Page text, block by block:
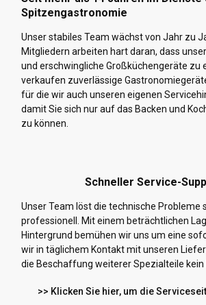
Spitzengastronomie
Unser stabiles Team wächst von Jahr zu
Mitgliedern arbeiten hart daran, dass
und erschwingliche Großküchengeräte zu
verkaufen zuverlässige
für die wir auch unseren eigenen
damit Sie sich nur auf das Backen und
zu können.
Schneller Service-
Unser Team löst die technische Probleme
professionell. Mit einem beträchtlichen
Hintergrund bemühen wir uns um eine
wir in täglichem Kontakt mit unseren
die Beschaffung weiterer Spezialteile kein
>> Klicken Sie hier, um die